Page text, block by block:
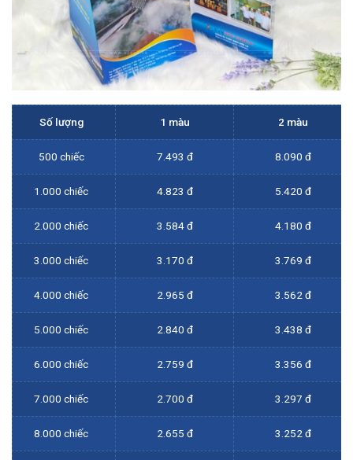
Số lượng 1 màu 2 màu
500 chiếc 7.493 đ 8.090 đ
1.000 chiếc 4.823 đ 5.420 đ
2.000 chiếc 3.584 đ 4.180 đ
3.000 chiếc 3.170 đ 3.769 đ
4.000 chiếc 2.965 đ 3.562 đ
5.000 chiếc 2.840 đ 3.438 đ
6.000 chiếc 2.759 đ 3.356 đ
7.000 chiếc 2.700 đ 3.297 đ
8.000 chiếc 2.655 đ 3.252 đ